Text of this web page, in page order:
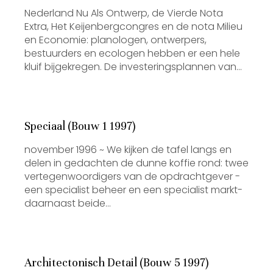
Nederland Nu Als Ontwerp, de Vierde Nota
Extra, Het Keijenbergcongres en de nota Milieu
en Economie: planologen, ontwerpers,
bestuurders en ecologen hebben er een hele
kluif bijgekregen. De investeringsplannen van…
Speciaal (Bouw 1 1997)
november 1996 ~ We kijken de tafel langs en
delen in gedachten de dunne koffie rond: twee
vertegenwoordigers van de opdrachtgever -
een specialist beheer en een specialist markt-
daarnaast beide…
Architectonisch Detail (Bouw 5 1997)